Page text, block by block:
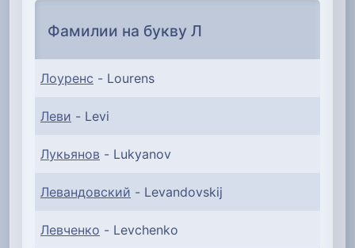
Фамилии на букву Л
Лоуренс - Lourens
Леви - Levi
Лукьянов - Lukyanov
Левандовский - Levandovskij
Левченко - Levchenko